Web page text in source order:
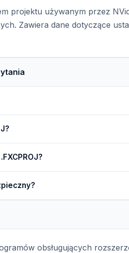
projektu używanym przez
Zawiera dane dotyczące
obsługujących